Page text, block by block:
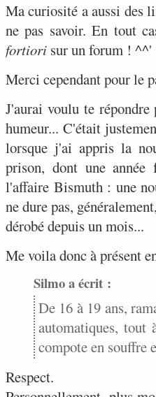
Ma curiosité a aussi des
ne pas savoir. En tout
fortiori sur un forum ! ^^'
Merci cependant pour le
J'aurai voulu te
humeur... C'était
lorsque j'ai appris la
prison, dont une
l'affaire Bismuth : une
ne dure pas,
dérobé depuis un mois...
Me voila donc à présent
Silmo a écrit :
De 16 à 19 ans,
automatiques,
compote en souffre
Respect.